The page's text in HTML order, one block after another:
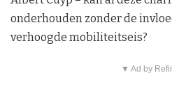
onderhouden zonder de
verhoogde mobiliteitseis?
▼ Ad by